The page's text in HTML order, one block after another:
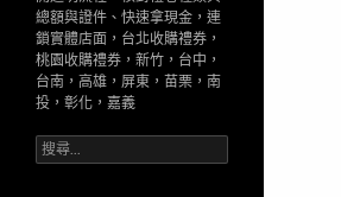
總額與證件、快速拿現金，連
鎖實體店面，台北收購禮券，
桃園收購禮券，新竹，台中，
台南，高雄，屏東，苗栗，南
投，彰化，嘉義
搜
尋